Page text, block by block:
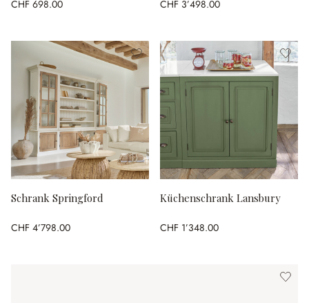
CHF 698.00 CHF 3’498.00
Schrank Springford
CHF 4’798.00
Küchenschrank Lansbury
CHF 1’348.00